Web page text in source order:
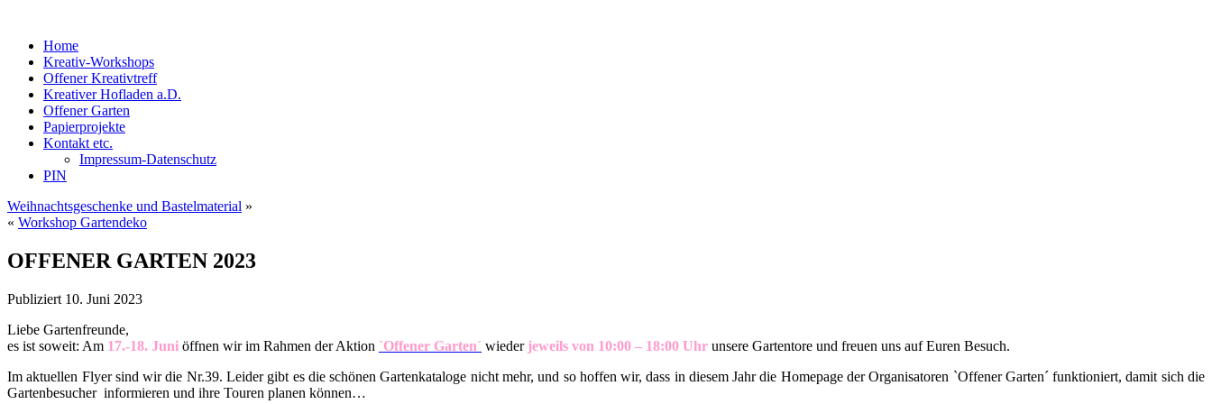
Home
Kreativ-Workshops
Offener Kreativtreff
Kreativer Hofladen a.D.
Offener Garten
Papierprojekte
Kontakt etc.
Impressum-Datenschutz
PIN
Weihnachtsgeschenke und Bastelmaterial »
« Workshop Gartendeko
OFFENER GARTEN 2023
Publiziert 10. Juni 2023
Liebe Gartenfreunde,
es ist soweit: Am 17.-18. Juni öffnen wir im Rahmen der Aktion `Offener Garten´ wieder jeweils von 10:00 – 18:00 Uhr unsere Gartentore und freuen uns auf Euren Besuch.
Im aktuellen Flyer sind wir die Nr.39. Leider gibt es die schönen Gartenkataloge nicht mehr, und so hoffen wir, dass in diesem Jahr die Homepage der Organisatoren `Offener Garten´ funktioniert, damit sich die
Gartenbesucher informieren und ihre Touren planen können…